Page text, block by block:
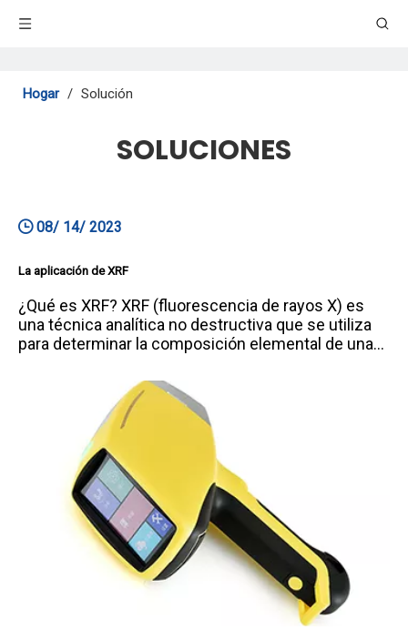
Hogar / Solución
SOLUCIONES
08/ 14/ 2023
La aplicación de XRF
¿Qué es XRF? XRF (fluorescencia de rayos X) es
una técnica analítica no destructiva que se utiliza
para determinar la composición elemental de una
emitidos cuando la muestra se expone a rayos
X.Esta técnica es ampliamente utilizada en
diversos campos, incluidos la química, la geología,